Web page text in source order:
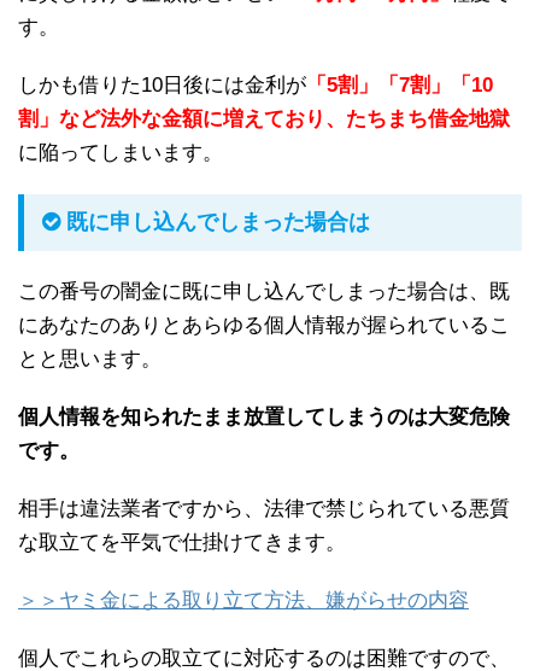
す。
しかも借りた10日後には金利が 「5割」「7割」「10
割」など法外な金額に増えており、たちまち借金地獄
に陥ってしまいます。
既に申し込んでしまった場合は
この番号の闇金に既に申し込んでしまった場合は、既
にあなたのありとあらゆる個人情報が握られているこ
とと思います。
個人情報を知られたまま放置してしまうのは大変危険
です。
相手は違法業者ですから、法律で禁じられている悪質
な取立てを平気で仕掛けてきます。
＞＞ヤミ金による取り立て方法、嫌がらせの内容
個人でこれらの取立てに対応するのは困難ですので、